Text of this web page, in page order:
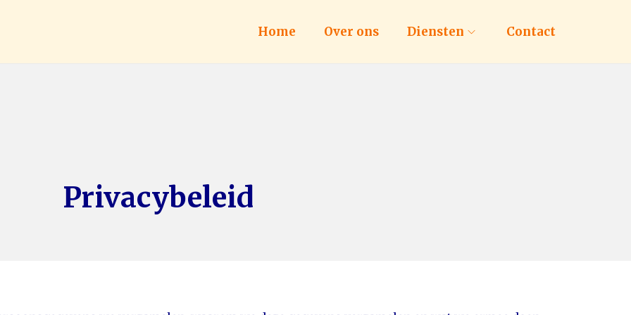
Home Over ons Diensten Contact
Privacybeleid